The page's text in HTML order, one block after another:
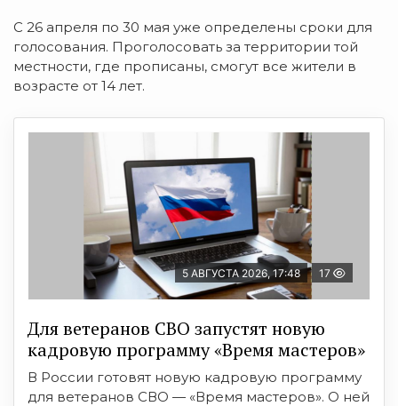
С 26 апреля по 30 мая уже определены сроки для
голосования. Проголосовать за территории той
местности, где прописаны, смогут все жители в
возрасте от 14 лет.
5 АВГУСТА 2026, 17:48 17
Для ветеранов СВО запустят новую
кадровую программу «Время мастеров»
В России готовят новую кадровую программу
для ветеранов СВО — «Время мастеров». О ней